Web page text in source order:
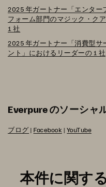
2025 年ガートナー「エンター
フォーム部門のマジック・ク
1 社
2025 年ガートナー「消費型サ
ント」におけるリーダーの 1 社
Everpure のソーシャ
ブログ | Facebook | YouTube
本件に関す